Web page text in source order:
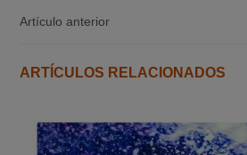
Artículo anterior
ARTÍCULOS RELACIONADOS